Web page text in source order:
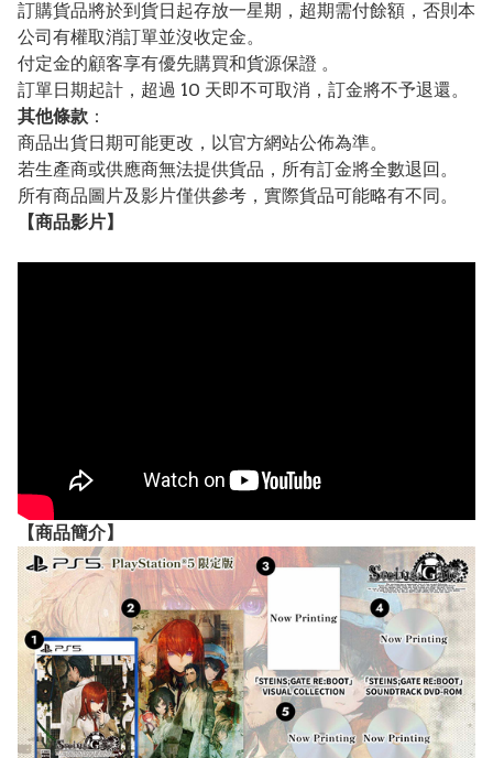
訂購貨品將於到貨日起存放一星期，超期需付餘額，否則本
公司有權取消訂單並沒收定金。
付定金的顧客享有優先購買和貨源保證 。
訂單日期起計，超過 10 天即不可取消，訂金將不予退還。
其他條款 ：
商品出貨日期可能更改，以官方網站公佈為準。
若生產商或供應商無法提供貨品，所有訂金將全數退回。
所有商品圖片及影片僅供參考，實際貨品可能略有不同。
【商品影片】
【商品簡介】